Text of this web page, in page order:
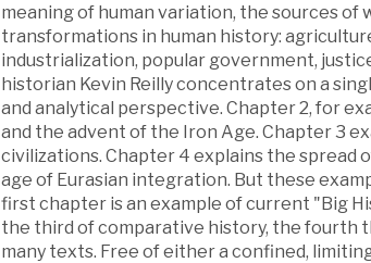
meaning of human variation, the sources
transformations in human history:
industrialization, popular government,
historian Kevin Reilly concentrates on a
and analytical perspective. Chapter 2, for
and the advent of the Iron Age. Chapter 3
civilizations. Chapter 4 explains the spread
age of Eurasian integration. But these
first chapter is an example of current "Big
the third of comparative history, the fourth
many texts. Free of either a confined,